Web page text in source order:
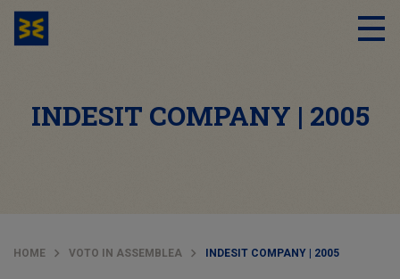
INDESIT COMPANY | 2005
HOME VOTO IN ASSEMBLEA INDESIT COMPANY | 2005